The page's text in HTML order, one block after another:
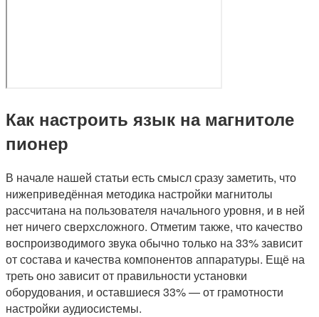
Как настроить язык на магнитоле
пионер
В начале нашей статьи есть смысл сразу заметить, что
нижеприведённая методика настройки магнитолы
рассчитана на пользователя начального уровня, и в ней
нет ничего сверхсложного. Отметим также, что качество
воспроизводимого звука обычно только на 33% зависит
от состава и качества компонентов аппаратуры. Ещё на
треть оно зависит от правильности установки
оборудования, и оставшиеся 33% — от грамотности
настройки аудиосистемы.